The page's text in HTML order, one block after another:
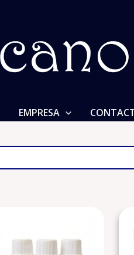
EMPRESA
tiene